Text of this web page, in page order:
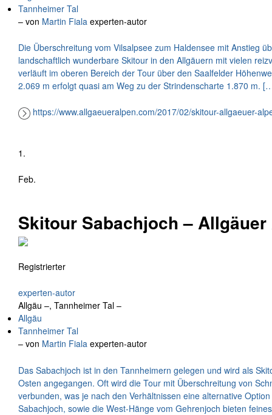
Tannheimer Tal
– von Martin Fiala experten-autor
Die Überschreitung vom Vilsalpsee zum Haldensee mit Anstieg
landschaftlich wunderbare Skitour in den Allgäuern mit vielen
verläuft im oberen Bereich der Tour über den Saalfelder
2.069 m erfolgt quasi am Weg zu der Strindenscharte 1.870 m.
https://www.allgaeueralpen.com/2017/02/skitour-allgaeuer-
1.
Feb.
Skitour Sabachjoch –
Registrierter
experten-autor
Allgäu –, Tannheimer Tal –
Allgäu
Tannheimer Tal
– von Martin Fiala experten-autor
Das Sabachjoch ist in den Tannheimern gelegen und wird als
Osten angegangen. Oft wird die Tour mit Überschreitung von
verbunden, was je nach den Verhältnissen eine alternative
Sabachjoch, sowie die West-Hänge vom Gehrenjoch bieten